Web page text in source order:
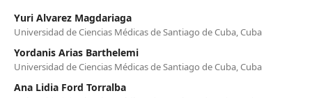
Yuri Alvarez Magdariaga
Universidad de Ciencias Médicas de Santiago de Cuba, Cuba
Yordanis Arias Barthelemi
Universidad de Ciencias Médicas de Santiago de Cuba, Cuba
Ana Lidia Ford Torralba